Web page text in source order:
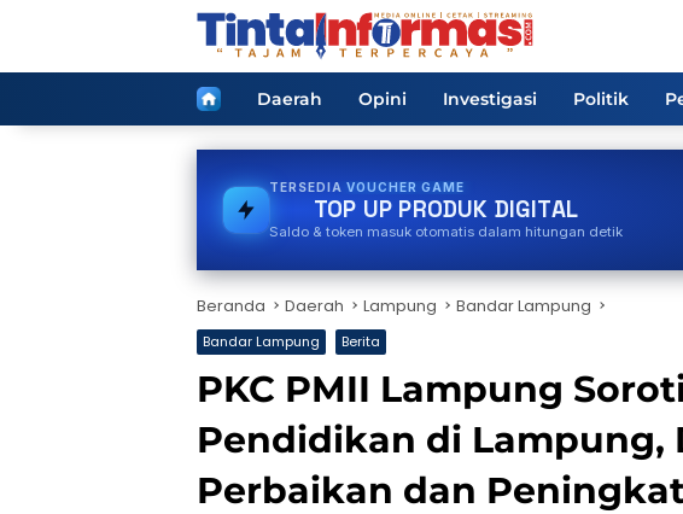
HomeDaerah Opini Investigasi Politik
TERSEDIA STREAMING
TOP UP PRODUK DIGITAL
Saldo & token masuk otomatis dalam hitungan detik
Beranda Daerah Lampung Bandar Lampung
Bandar Lampung Berita
PKC PMII Lampung
Pendidikan di Lampung,
Perbaikan dan